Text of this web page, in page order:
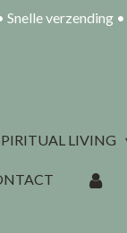
Snelle verzending
LIVING